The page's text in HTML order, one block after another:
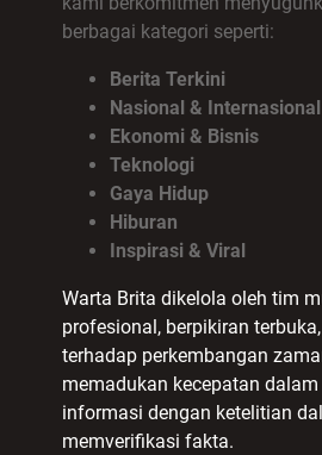
berbagai kategori seperti:
Berita Terkini
Nasional & Internasional
Ekonomi & Bisnis
Teknologi
Gaya Hidup
Hiburan
Inspirasi & Viral
Warta Brita dikelola oleh tim
profesional, berpikiran
terhadap perkembangan
memadukan kecepatan
informasi dengan ketelitian
memverifikasi fakta.